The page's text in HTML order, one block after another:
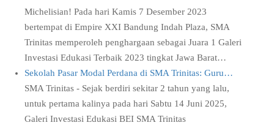
Michelisian! Pada hari Kamis 7 Desember 2023
bertempat di Empire XXI Bandung Indah Plaza, SMA
Trinitas memperoleh penghargaan sebagai Juara 1 Galeri
Investasi Edukasi Terbaik 2023 tingkat Jawa Barat…
Sekolah Pasar Modal Perdana di SMA Trinitas: Guru…
SMA Trinitas - Sejak berdiri sekitar 2 tahun yang lalu,
untuk pertama kalinya pada hari Sabtu 14 Juni 2025,
Galeri Investasi Edukasi BEI SMA Trinitas